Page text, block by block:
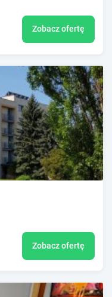
Zobacz ofertę
Zobacz ofertę